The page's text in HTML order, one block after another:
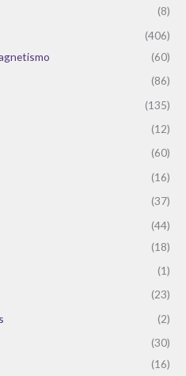
(8)
(406)
(60)
(86)
(135)
(12)
(60)
(16)
(37)
(44)
(18)
(1)
(23)
(2)
(30)
(16)